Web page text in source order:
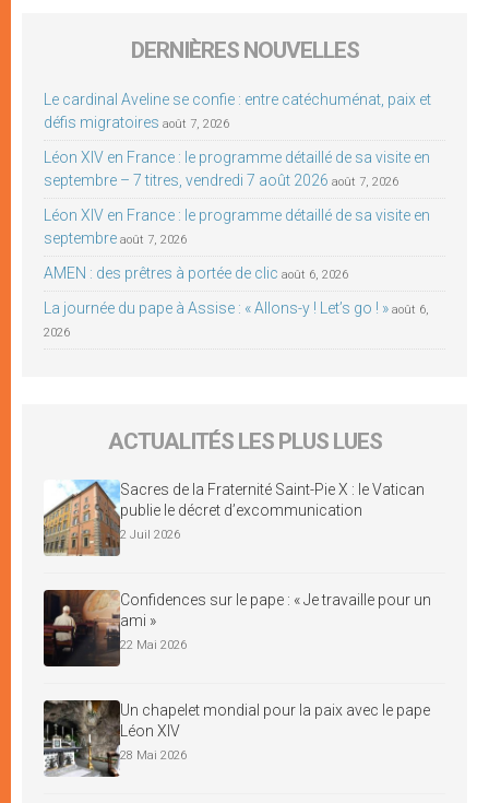
DERNIÈRES NOUVELLES
Le cardinal Aveline se confie : entre catéchuménat, paix et
défis migratoires août 7, 2026
Léon XIV en France : le programme détaillé de sa visite en
septembre – 7 titres, vendredi 7 août 2026 août 7, 2026
Léon XIV en France : le programme détaillé de sa visite en
septembre août 7, 2026
AMEN : des prêtres à portée de clic août 6, 2026
La journée du pape à Assise : « Allons-y ! Let’s go ! » août 6,
2026
ACTUALITÉS LES PLUS LUES
Sacres de la Fraternité Saint-Pie X : le Vatican
publie le décret d’excommunication
2 Juil 2026
Confidences sur le pape : « Je travaille pour un
ami »
22 Mai 2026
Un chapelet mondial pour la paix avec le pape
Léon XIV
28 Mai 2026